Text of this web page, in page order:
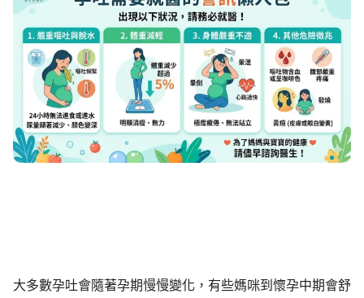
大多數孕吐會隨著孕期慢慢變化，有些媽咪到懷孕中期會舒